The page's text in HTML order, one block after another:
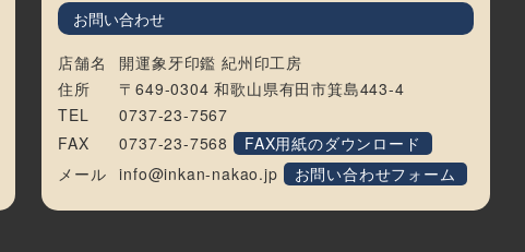
お問い合わせ
店舗名
開運象牙印鑑 紀州印工房
住所
〒649-0304 和歌山県有田市箕島443-4
TEL
0737-23-7567
FAX
0737-23-7568
FAX用紙のダウンロード
メール
info@inkan-nakao.jp お問い合わせフォーム